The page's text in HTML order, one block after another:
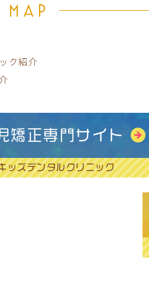
MAP
ク紹介
矯正専門サイト
ッズデンタルクリニック